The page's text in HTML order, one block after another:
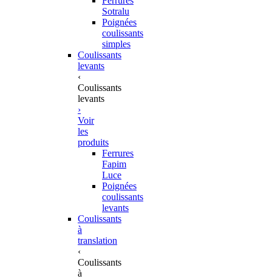
Sotralu
Poignées
coulissants
simples
Coulissants
levants
‹
Coulissants
levants
›
Voir
les
produits
Ferrures
Fapim
Luce
Poignées
coulissants
levants
Coulissants
à
translation
‹
Coulissants
à